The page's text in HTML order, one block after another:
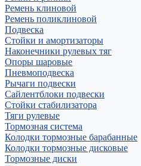
Ремень клиновой
Ремень поликлиновой
Подвеска
Стойки и амортизаторы
Наконечники рулевых тяг
Опоры шаровые
Пневмоподвеска
Рычаги подвески
Сайлентблоки подвески
Стойки стабилизатора
Тяги рулевые
Тормозная система
Колодки тормозные барабанные
Колодки тормозные дисковые
Тормозные диски